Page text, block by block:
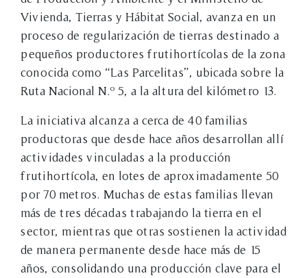
Vivienda, Tierras y Hábitat Social, avanza en un
proceso de regularización de tierras destinado a
pequeños productores frutihortícolas de la zona
conocida como “Las Parcelitas”, ubicada sobre la
Ruta Nacional N.º 5, a la altura del kilómetro 13.
La iniciativa alcanza a cerca de 40 familias
productoras que desde hace años desarrollan allí
actividades vinculadas a la producción
frutihortícola, en lotes de aproximadamente 50
por 70 metros. Muchas de estas familias llevan
más de tres décadas trabajando la tierra en el
sector, mientras que otras sostienen la actividad
de manera permanente desde hace más de 15
años, consolidando una producción clave para el